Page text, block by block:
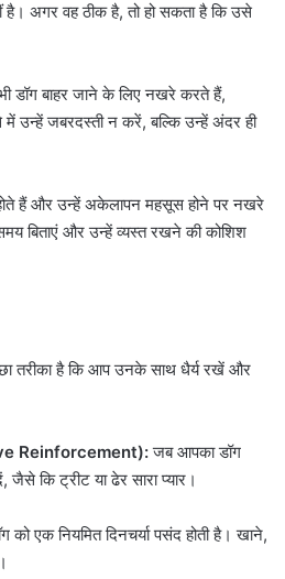
है। अगर वह ठीक है, तो हो सकता है कि उसे
डॉग बाहर जाने के लिए नखरे करते हैं,
उन्हें जबरदस्ती न करें, बल्कि उन्हें अंदर ही
होते हैं और उन्हें अकेलापन महसूस होने पर नखरे
बिताएं और उन्हें व्यस्त रखने की कोशिश
तरीका है कि आप उनके साथ धैर्य रखें और
Reinforcement):जब आपका डॉग
कि ट्रीट या ढेर सारा प्यार।
को एक नियमित दिनचर्या पसंद होती है। खाने,